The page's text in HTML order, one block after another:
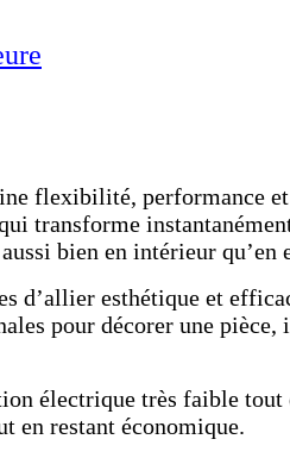
flexibilité, performance
transforme
bien en intérieur qu’en
d’allier esthétique et
pour décorer une
électrique très faible
en restant économique.